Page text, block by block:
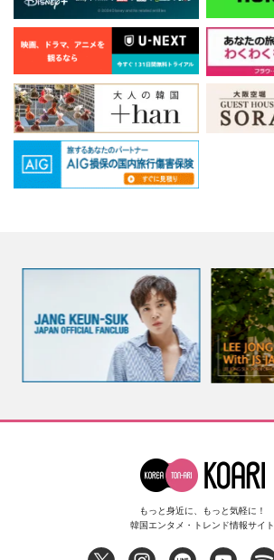
もっと身近に、もっと気軽に！
韓国エンタメ・トレンド情報サイト